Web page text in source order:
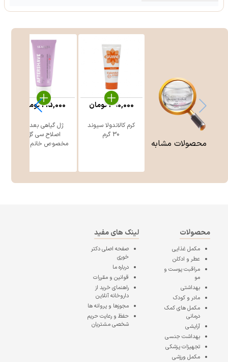
محصولات مشابه
کرم کالاندولا سیوند
30 گرم
390,000تومان
ژل گیاهی بعد از
اصلاح سی گل
مخصوص خانم ه ...
215,000تومان
محصولات
مکمل غذایی
عطر و ادکلن
مراقبت پوست و
مو
بهداشتی
مادر و کودک
مکمل های کمک
درمانی
آرایشی
بهداشت جنسی
تجهیزات پزشکی
مکمل ورزشی
لینک های مفید
صفحه اصلیدکتر
خوری
درباره ما
قوانین و مقررات
راهنمای خرید از
داروخانه آنلاین
مجوزها و پروانه ها
حفظ و رعایت حریم
شخصی مشتریان